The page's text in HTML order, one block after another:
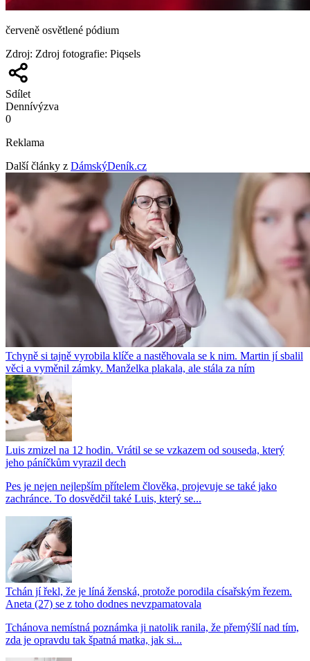
červeně osvětlené pódium
Zdroj: Zdroj fotografie: Piqsels
Sdílet
Dennívýzva
0
Reklama
Další články z DámskýDeník.cz
Tchyně si tajně vyrobila klíče a nastěhovala se k nim. Martin jí sbalil
věci a vyměnil zámky. Manželka plakala, ale stála za ním
Luis zmizel na 12 hodin. Vrátil se se vzkazem od souseda, který
jeho páníčkům vyrazil dech
Pes je nejen nejlepším přítelem člověka, projevuje se také jako
zachránce. To dosvědčil také Luis, který se...
Tchán jí řekl, že je líná ženská, protože porodila císařským řezem.
Aneta (27) se z toho dodnes nevzpamatovala
Tchánova nemístná poznámka ji natolik ranila, že přemýšlí nad tím,
zda je opravdu tak špatná matka, jak si...